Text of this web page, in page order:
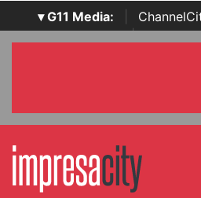
▾ G11 Media:
SecurityOpenLab | Italian